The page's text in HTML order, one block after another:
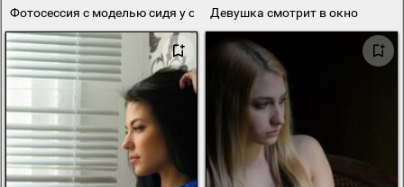
Фотосессия с моделью сидя у окнаДевушка смотрит в окно